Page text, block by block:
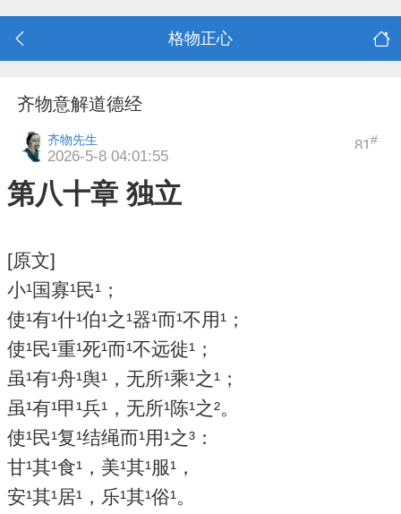
格物正心
齐物意解道德经
81#
齐物先生
2026-5-8 04:01:55
第八十章 独立
[原文]
小¹国寡¹民¹；
使¹有¹什¹伯¹之¹器¹而¹不用¹；
使¹民¹重¹死¹而¹不远徙¹；
虽¹有¹舟¹舆¹，无所¹乘¹之¹；
虽¹有¹甲¹兵¹，无所¹陈¹之²。
使¹民¹复¹结绳而¹用¹之³：
甘¹其¹食¹，美¹其¹服¹，
安¹其¹居¹，乐¹其¹俗¹。